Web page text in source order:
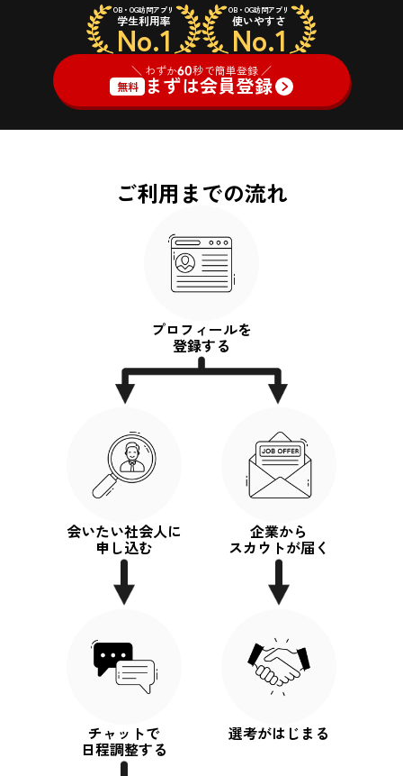
OB・OG訪問アプリ
学生利用率
No.1
OB・OG訪問アプリ
使いやすさ
No.1
＼ わずか60秒で簡単登録 ／
無料
まずは会員登録
ご利用までの流れ
プロフィールを
登録する
会いたい社会人に
申し込む
企業から
スカウトが届く
チャットで
日程調整する
選考がはじまる